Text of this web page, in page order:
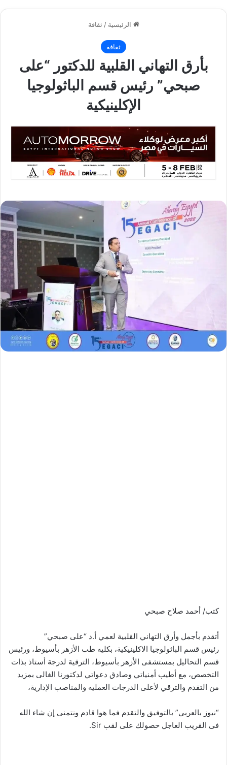
الرئيسية / ثقافة
ثقافة
بأرق التهاني القلبية للدكتور “على
صبحي” رئيس قسم الباثولوجيا
الإكلينيكية
كتب/ أحمد صلاح صبحي
أتقدم بأجمل وأرق التهاني القلبية لعمي أ.د “على صبحي”
رئيس قسم الباثولوجيا الاكلينيكية، بكليه طب الأزهر بأسيوط، ورئيس
قسم التحاليل بمستشفى الأزهر بأسيوط، الترقية لدرجة أستاذ بذات
التخصص، مع أطيب أمنياتي وصادق دعواتي لدكتورنا الغالى بمزيد
من التقدم والترقي لأعلى الدرجات العمليه والمناصب الإدارية،
“نيوز بالعربي” بالتوفيق والتقدم فما هوا قادم ونتمنى إن شاء الله
فى القريب العاجل حصولك على لقب Sir.